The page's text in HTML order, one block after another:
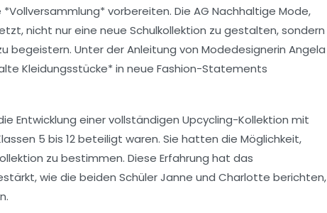
vorbereiten. Die AG Nachhaltige Mode,
nicht nur eine neue Schulkollektion zu gestalten, sondern
begeistern. Unter der Anleitung von Modedesignerin Angela
Kleidungsstücke* in neue Fashion-Statements
Entwicklung einer vollständigen Upcycling-Kollektion mit
5 bis 12 beteiligt waren. Sie hatten die Möglichkeit,
zu bestimmen. Diese Erfahrung hat das
wie die beiden Schüler Janne und Charlotte berichten,